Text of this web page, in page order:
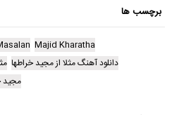
برچسب ها
Majid Kharatha
دانلود آهنگ مثلا از مجید خراطها
مجید